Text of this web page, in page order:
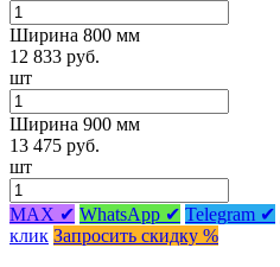
Ширина 800 мм
12 833 руб.
шт
Ширина 900 мм
13 475 руб.
шт
MAX ✔ WhatsApp ✔ Telegram ✔
клик Запросить скидку %